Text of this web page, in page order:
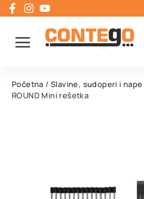
Početna /Slavine, sudoperi i nape
ROUND Mini rešetka